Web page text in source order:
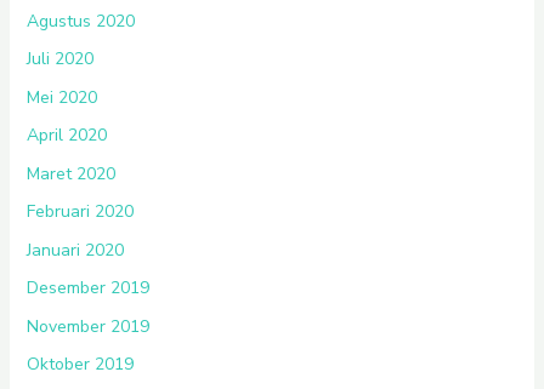
Agustus 2020
Juli 2020
Mei 2020
April 2020
Maret 2020
Februari 2020
Januari 2020
Desember 2019
November 2019
Oktober 2019